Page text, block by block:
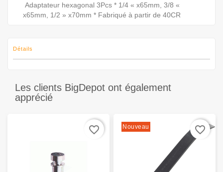
Adaptateur hexagonal 3Pcs * 1/4 « x65mm, 3/8 «
x65mm, 1/2 » x70mm * Fabriqué à partir de 40CR
Détails
Les clients BigDepot ont également
apprécié
favorite_border Nouveau favorite_border